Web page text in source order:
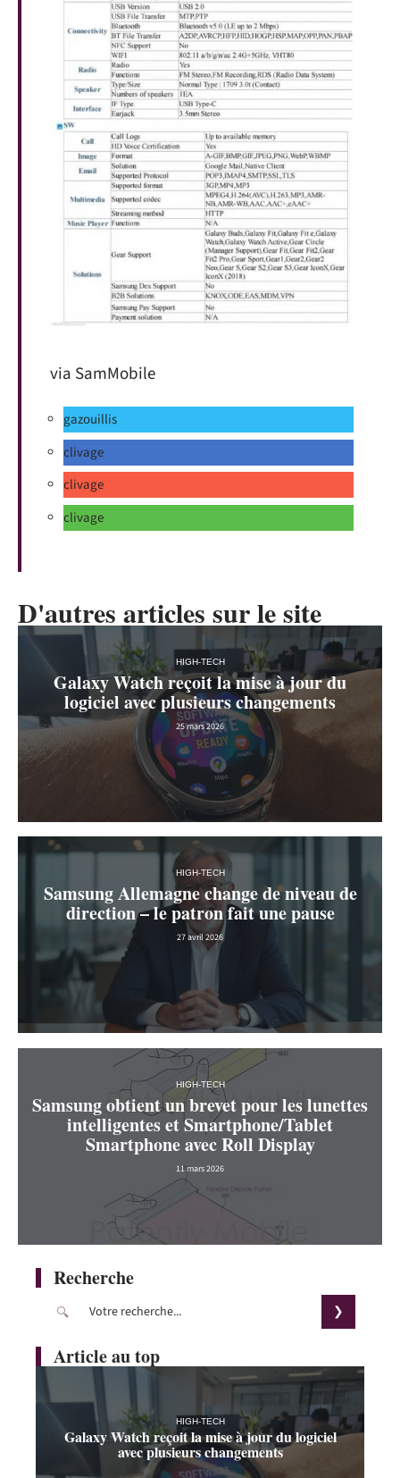
via SamMobile
gazouillis
clivage
clivage
clivage
D'autres articles sur le site
HIGH-TECH
Galaxy Watch reçoit la mise à jour du
logiciel avec plusieurs changements
25 mars 2026
HIGH-TECH
Samsung Allemagne change de niveau de
direction – le patron fait une pause
27 avril 2026
HIGH-TECH
Samsung obtient un brevet pour les lunettes
intelligentes et Smartphone/Tablet
Smartphone avec Roll Display
11 mars 2026
Recherche
Article au top
HIGH-TECH
Galaxy Watch reçoit la mise à jour du logiciel
avec plusieurs changements